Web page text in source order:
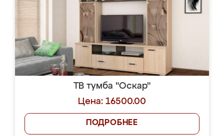
ТВ тумба "Оскар"
Цена: 16500.00
ПОДРОБНЕЕ